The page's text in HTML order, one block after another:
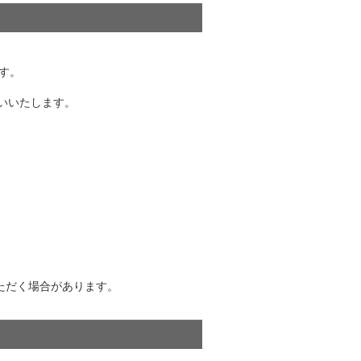
。
たします。
く場合があります。